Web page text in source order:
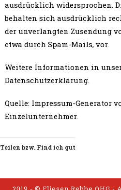
ausdrücklich widersprochen.
behalten sich ausdrücklich
der unverlangten Zusendung
etwa durch Spam-Mails, vor.
Weitere Informationen in
Datenschutzerklärung.
Quelle: Impressum-Generator
Einzelunternehmer.
Teilen bzw. Find ich gut